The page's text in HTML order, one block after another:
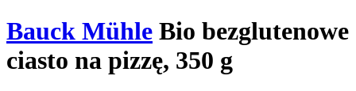
Bauck Mühle Bio bezglutenowe
ciasto na pizzę, 350 g